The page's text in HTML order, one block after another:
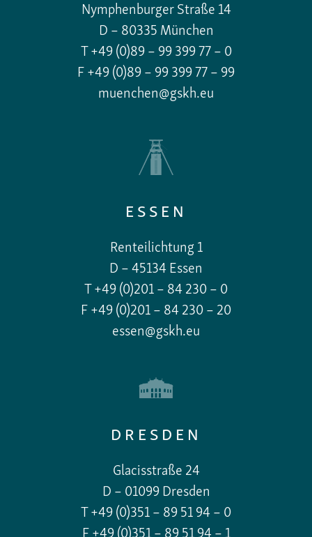
Nymphenburger Straße 14
D – 80335 München
T +49 (0)89 – 99 399 77 – 0
F +49 (0)89 – 99 399 77 – 99
muenchen@gskh.eu
ESSEN
Renteilichtung 1
D – 45134 Essen
T +49 (0)201 – 84 230 – 0
F +49 (0)201 – 84 230 – 20
essen@gskh.eu
DRESDEN
Glacisstraße 24
D – 01099 Dresden
T +49 (0)351 – 89 51 94 – 0
F +49 (0)351 – 89 51 94 – 1